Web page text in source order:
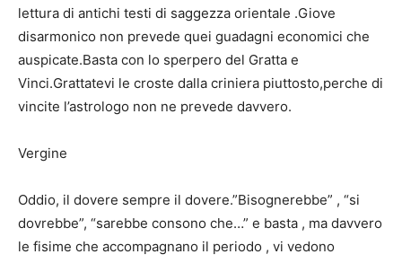
lettura di antichi testi di saggezza orientale .Giove
disarmonico non prevede quei guadagni economici che
auspicate.Basta con lo sperpero del Gratta e
Vinci.Grattatevi le croste dalla criniera piuttosto,perche di
vincite l’astrologo non ne prevede davvero.
Vergine
Oddio, il dovere sempre il dovere.”Bisognerebbe” , “si
dovrebbe”, “sarebbe consono che…” e basta , ma davvero
le fisime che accompagnano il periodo , vi vedono